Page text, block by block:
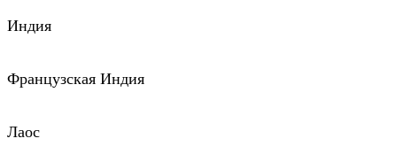
Индия
Французская Индия
Лаос